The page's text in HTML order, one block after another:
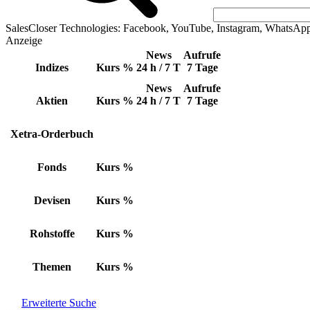
SalesCloser Technologies: Facebook, YouTube, Instagram,
Anzeige
Indizes Kurs %
News
24 h / 7 T
Aufrufe
7 Tage
Aktien Kurs %
News
24 h / 7 T
Aufrufe
7 Tage
Xetra-Orderbuch
Fonds Kurs %
Devisen Kurs %
Rohstoffe Kurs %
Themen Kurs %
Erweiterte Suche